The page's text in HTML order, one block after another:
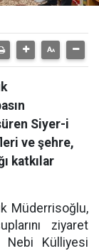
Siyer-i
ve şehre,
katkılar
Müderrisoğlu,
ziyaret
Nebi Külliyesi